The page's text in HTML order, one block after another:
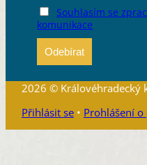
Souhlasím se
komunikace
2026 © Královéhradecký
Přihlásit se• Prohlášení